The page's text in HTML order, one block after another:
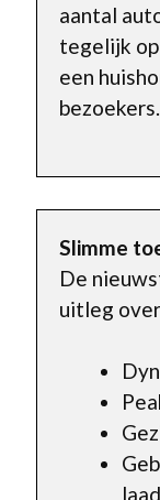
aantal
tegelijk
een
bezoekers.
Slimme
De
uitleg